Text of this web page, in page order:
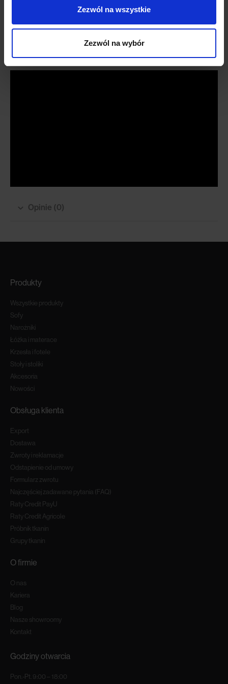
Zezwól na wszystkie
Zezwól na wybór
ochronnej. Dzięki niej płyny nie wnikają w głąb włókien tkaniny, a do
czyszczenia będziesz potrzebować jedynie delikatnie zwilżonej
Opinie (0)
Produkty
Wszystkie produkty
Sofy
Narożniki
Łóżka i materace
Krzesła i fotele
Stoły i stoliki
Akcesoria
Nowości
Obsługa klienta
Export
Dostawa
Zwroty i reklamacje
Odstapienie od umowy
Formularz zwrotu
Najczęściej zadawane pytania (FAQ)
Raty Credit PayU
Raty Credit Agricole
Próbnik tkanin
Grupy tkanin
O firmie
O nas
Kariera
Blog
Nasze showroomy
Kontakt
Godziny otwarcia
Pon.-Pt. 9:00 – 18:00